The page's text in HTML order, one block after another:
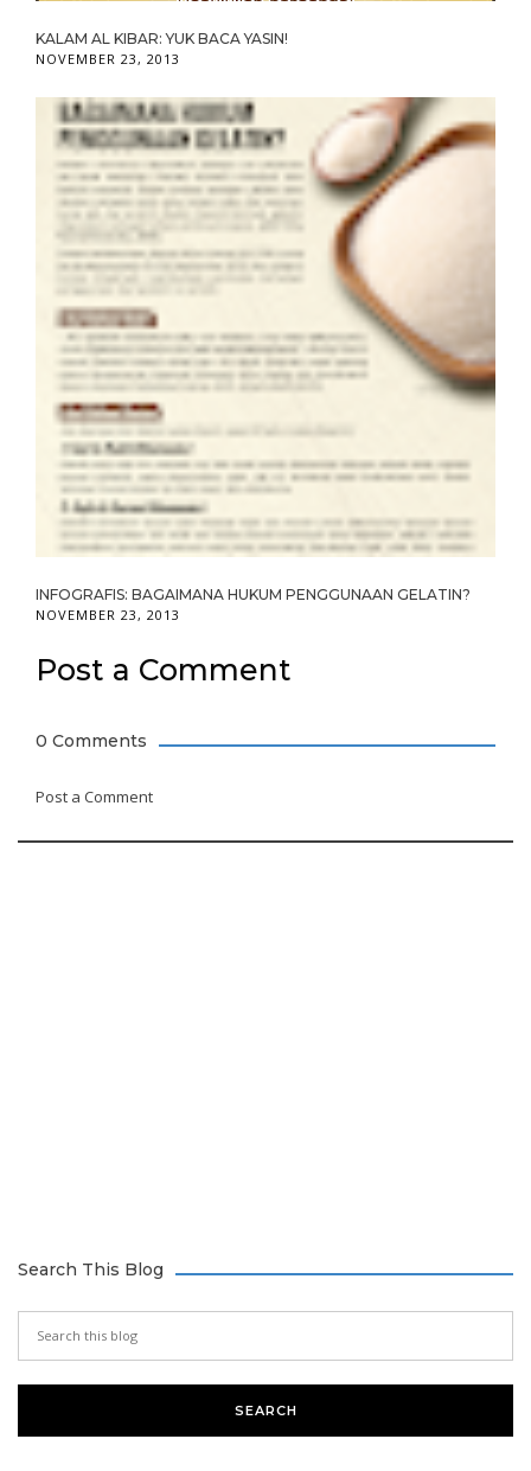
KALAM AL KIBAR: YUK BACA YASIN!
NOVEMBER 23, 2013
INFOGRAFIS: BAGAIMANA HUKUM PENGGUNAAN GELATIN?
NOVEMBER 23, 2013
Post a Comment
0 Comments
Post a Comment
Search This Blog